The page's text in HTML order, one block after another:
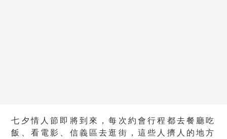
七夕情人節即將到來，每次約會行程都去餐廳吃
飯、看電影、信義區去逛街，這些人擠人的地方